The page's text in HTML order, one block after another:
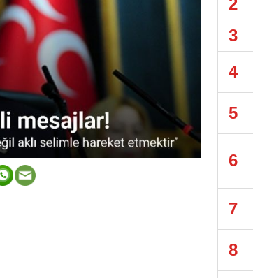
2
3
4
5
6
7
8